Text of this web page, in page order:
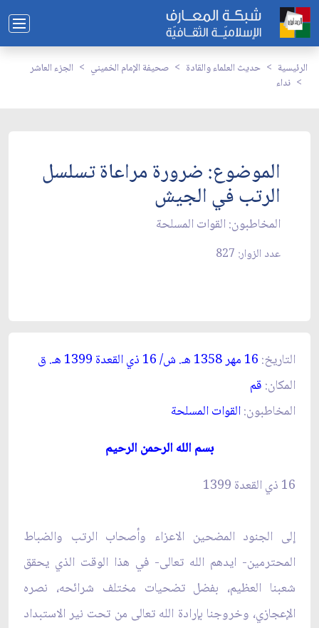
الرئيسية حديث العلماء والقادة صحيفة الإمام الخميني
الجزء العاشر
نداء
الموضوع: ضرورة مراعاة تسلسل
الرتب في الجيش‏
المخاطبون: القوات المسلحة
عدد الزوار: 827
التاريخ: 16 مهر 1358 هـ. ش/ 16 ذي القعدة 1399 هـ. ق‏
المكان: قم‏
المخاطبون:القوات المسلحة
بسم الله الرحمن الرحيم‏
16 ذي القعدة 1399
إلى الجنود المضحين الاعزاء وأصحاب الرتب والضباط
المحترمين- ايدهم الله تعالى- في هذا الوقت الذي يحقق
شعبنا العظيم، بفضل تضحيات مختلف شرائحه، نصره
الإعجازي، وخروجنا بإرادة الله تعالى من تحت نير الاستبداد